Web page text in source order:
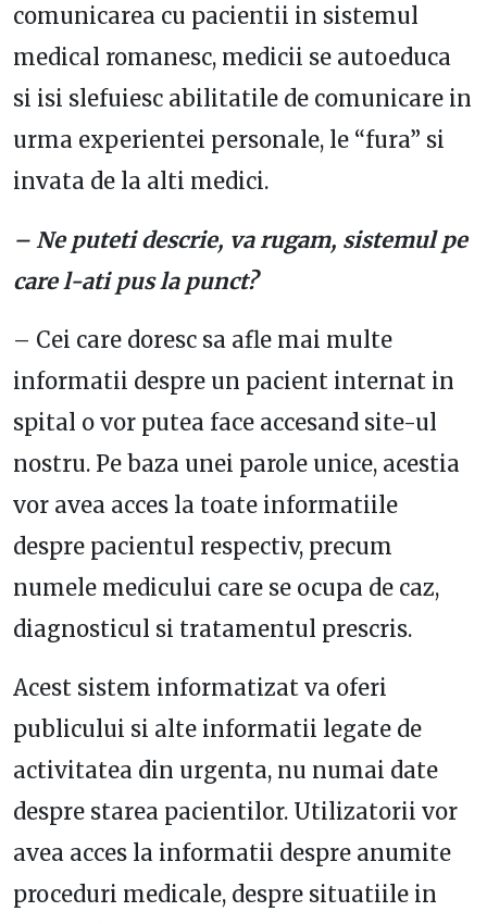
comunicarea cu pacientii in sistemul
medical romanesc, medicii se autoeduca
si isi slefuiesc abilitatile de comunicare in
urma experientei personale, le “fura” si
invata de la alti medici.
– Ne puteti descrie, va rugam, sistemul pe
care l-ati pus la punct?
– Cei care doresc sa afle mai multe
informatii despre un pacient internat in
spital o vor putea face accesand site-ul
nostru. Pe baza unei parole unice, acestia
vor avea acces la toate informatiile
despre pacientul respectiv, precum
numele medicului care se ocupa de caz,
diagnosticul si tratamentul prescris.
Acest sistem informatizat va oferi
publicului si alte informatii legate de
activitatea din urgenta, nu numai date
despre starea pacientilor. Utilizatorii vor
avea acces la informatii despre anumite
proceduri medicale, despre situatiile in